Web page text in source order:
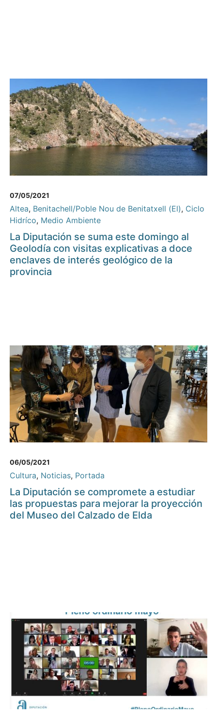
07/05/2021
Altea, Benitachell/Poble Nou de Benitatxell (El), Ciclo
Hidríco, Medio Ambiente
La Diputación se suma este domingo al
Geolodía con visitas explicativas a doce
enclaves de interés geológico de la
provincia
06/05/2021
Cultura, Noticias, Portada
La Diputación se compromete a estudiar
las propuestas para mejorar la proyección
del Museo del Calzado de Elda